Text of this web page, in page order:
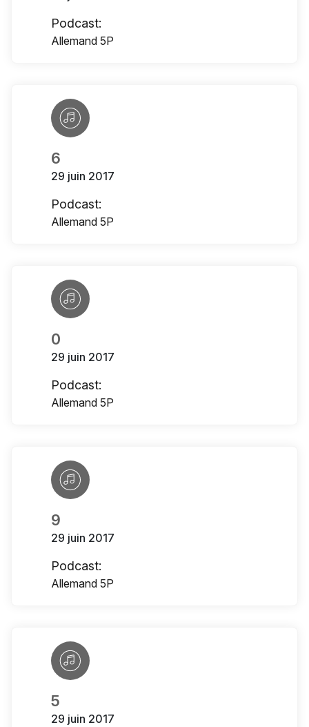
Podcast:
Allemand 5P
6
29 juin 2017
Podcast:
Allemand 5P
0
29 juin 2017
Podcast:
Allemand 5P
9
29 juin 2017
Podcast:
Allemand 5P
5
29 juin 2017